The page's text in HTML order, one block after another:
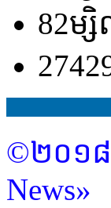
82ម្
©២០១៨
News»